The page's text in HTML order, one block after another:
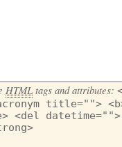
HTML tags and attributes:
title="">
<del